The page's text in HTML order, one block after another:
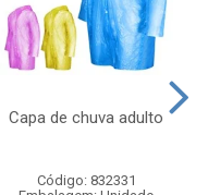
Capa de chuva adulto
Código: 832331